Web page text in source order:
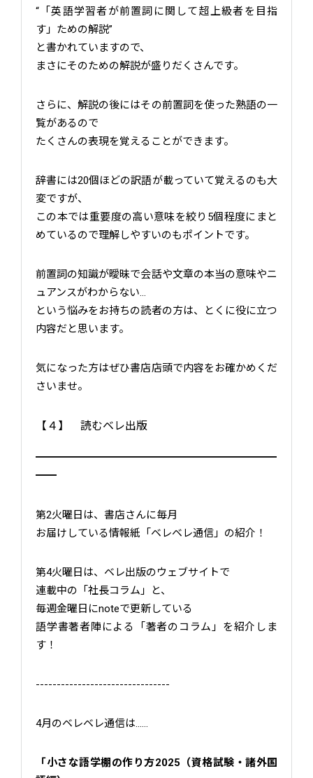
“「英語学習者が前置詞に関して超上級者を目指
す」ための解説”
と書かれていますので、
まさにそのための解説が盛りだくさんです。
さらに、解説の後にはその前置詞を使った熟語の一
覧があるので
たくさんの表現を覚えることができます。
辞書には20個ほどの訳語が載っていて覚えるのも大
変ですが、
この本では重要度の高い意味を絞り5個程度にまと
めているので理解しやすいのもポイントです。
前置詞の知識が曖昧で会話や文章の本当の意味やニ
ュアンスがわからない…
という悩みをお持ちの読者の方は、とくに役に立つ
内容だと思います。
気になった方はぜひ書店店頭で内容をお確かめくだ
さいませ。
【４】 読むベレ出版
━━━━━━━━━━━━━━━━━━━━━━━
━━
第2火曜日は、書店さんに毎月
お届けしている情報紙「ベレベレ通信」の紹介！
第4火曜日は、ベレ出版のウェブサイトで
連載中の「社長コラム」と、
毎週金曜日にnoteで更新している
語学書著者陣による「著者のコラム」を紹介しま
す！
--------------------------------
4月のベレベレ通信は……
「小さな語学棚の作り方2025（資格試験・諸外国